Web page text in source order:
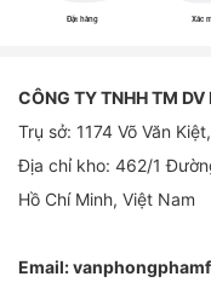
Đặt hàng Xác
CÔNG TY TNHH TM DV
Trụ sở: 1174 Võ Văn
Địa chỉ kho: 462/1
Hồ Chí Minh, Việt Nam
Email: